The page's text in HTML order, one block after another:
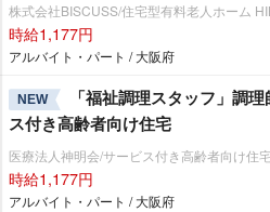
株式会社BISCUSS/住宅型有料老人ホーム
時給1,177円
アルバイト・パート / 大阪府
NEW
「福祉調理スタッフ」調
ス付き高齢者向け住宅
医療法人神明会/サービス付き高齢者向け住
時給1,177円
アルバイト・パート / 大阪府